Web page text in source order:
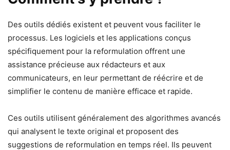
Des outils dédiés existent et peuvent vous faciliter le
processus. Les logiciels et les applications conçus
spécifiquement pour la reformulation offrent une
assistance précieuse aux rédacteurs et aux
communicateurs, en leur permettant de réécrire et de
simplifier le contenu de manière efficace et rapide.
Ces outils utilisent généralement des algorithmes avancés
qui analysent le texte original et proposent des
suggestions de reformulation en temps réel. Ils peuvent